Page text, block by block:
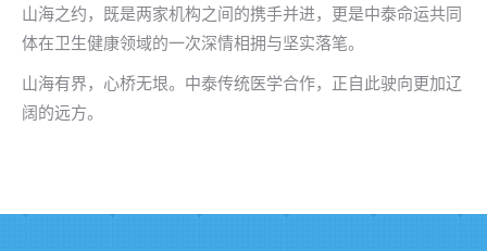
山海之约，既是两家机构之间的携手并进，更是中泰命运共同
体在卫生健康领域的一次深情相拥与坚实落笔。
山海有界，心桥无垠。中泰传统医学合作，正自此驶向更加辽
阔的远方。